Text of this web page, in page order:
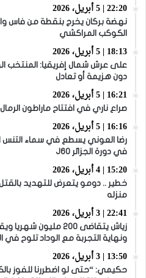
22:20 | 5 أبريل، 2026
نهضة بركان يخرج بنقطة من فاس
الكوكب المراكشي
18:13 | 5 أبريل، 2026
دون هزيمة أو تعادل
16:21 | 5 أبريل، 2026
صراع ناري في افتتاح ماراطون الرمال
16:16 | 5 أبريل، 2026
رضا العوني يسطع في سماء التنس
في دورة الجزائر J60
15:20 | 4 أبريل، 2026
خطير .. دومو يتعرض للتهديد
منزله
22:41 | 3 أبريل، 2026
ونهاية التجربة مع الوداد تلوح في
13:50 | 3 أبريل، 2026
حكيمي: “حتى لو اضطررنا للفوز